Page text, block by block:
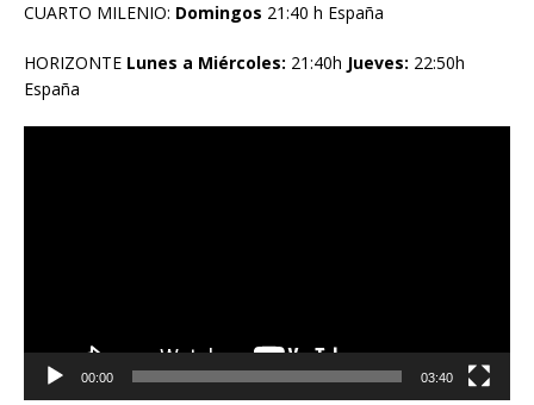
CUARTO MILENIO: Domingos 21:40 h España
HORIZONTE Lunes a Miércoles: 21:40h Jueves: 22:50h
España
00:00 03:40